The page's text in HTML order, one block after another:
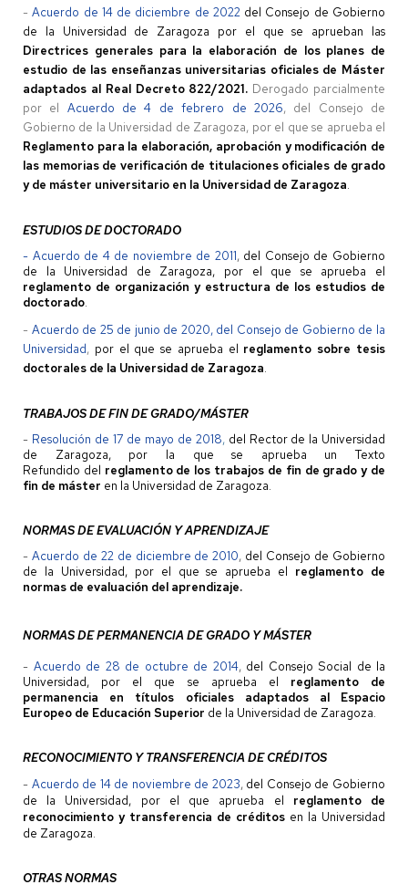
-Acuerdo de 14 de diciembre de 2022 del Consejo de Gobierno
de la Universidad de Zaragoza por el que se aprueban las
Directrices generales para la elaboración de los planes de
estudio de las enseñanzas universitarias oficiales de Máster
adaptados al Real Decreto 822/2021. Derogado parcialmente
por el Acuerdo de 4 de febrero de 2026, del Consejo de
Gobierno de la Universidad de Zaragoza, por el que se aprueba el
Reglamento para la elaboración, aprobación y modificación de
las memorias de verificación de titulaciones oficiales de grado
y de máster universitario en la Universidad de Zaragoza.
ESTUDIOS DE DOCTORADO
- Acuerdo de 4 de noviembre de 2011, del Consejo de Gobierno
de la Universidad de Zaragoza, por el que se aprueba el
reglamento de organización y estructura de los estudios de
doctorado.
- Acuerdo de 25 de junio de 2020, del Consejo de Gobierno de la
Universidad, por el que se aprueba el reglamento sobre tesis
doctorales de la Universidad de Zaragoza.
TRABAJOS DE FIN DE GRADO/MÁSTER
- Resolución de 17 de mayo de 2018, del Rector de la Universidad
de Zaragoza, por la que se aprueba un Texto
Refundido del reglamento de los trabajos de fin de grado y de
fin de máster en la Universidad de Zaragoza.
NORMAS DE EVALUACIÓN Y APRENDIZAJE
- Acuerdo de 22 de diciembre de 2010, del Consejo de Gobierno
de la Universidad, por el que se aprueba el reglamento de
normas de evaluación del aprendizaje.
NORMAS DE PERMANENCIA DE GRADO Y MÁSTER
- Acuerdo de 28 de octubre de 2014, del Consejo Social de la
Universidad, por el que se aprueba el reglamento de
permanencia en títulos oficiales adaptados al Espacio
Europeo de Educación Superior de la Universidad de Zaragoza.
RECONOCIMIENTO Y TRANSFERENCIA DE CRÉDITOS
- Acuerdo de 14 de noviembre de 2023, del Consejo de Gobierno
de la Universidad, por el que aprueba el reglamento de
reconocimiento y transferencia de créditos en la Universidad
de Zaragoza.
OTRAS NORMAS